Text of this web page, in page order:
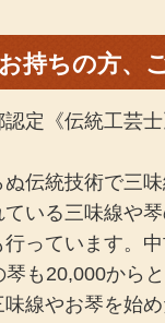
持ちの方、
定《伝統工芸
伝統技術で三
いる三味線や
っています。
も20,000から
線やお琴を始